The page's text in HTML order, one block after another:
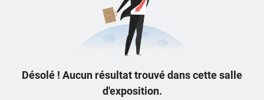
Désolé ! Aucun résultat trouvé dans cette salle
d'exposition.